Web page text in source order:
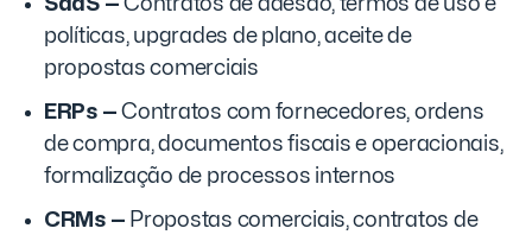
SaaS —Contratos de adesão, termos de uso e
políticas, upgrades de plano, aceite de
propostas comerciais
ERPs —Contratos com fornecedores, ordens
de compra, documentos fiscais e operacionais,
formalização de processos internos
CRMs — Propostas comerciais, contratos de